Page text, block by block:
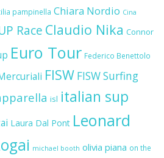
pampinella Chiara Nordio Cina
Race Claudio Nika Connor
Euro Tour Federico Benettolo
FISW FISW Surfing
isl italian sup
Laura Dal Pont Leonard
michael booth olivia piana on the